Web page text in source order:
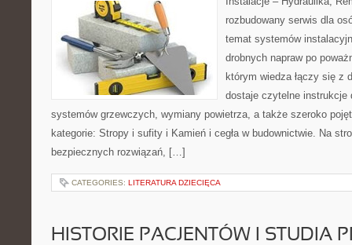
rozbudowany serwis dla
temat systemów
drobnych napraw po
którym wiedza łączy się z
dostaje czytelne instrukcje
systemów grzewczych, wymiany powietrza, a także szeroko
kategorie: Stropy i sufity i Kamień i cegła w budownictwie. Na
bezpiecznych rozwiązań, […]
CATEGORIES: LITERATURA DZIECIĘCA
HISTORIE PACJENTÓW I STUDIA